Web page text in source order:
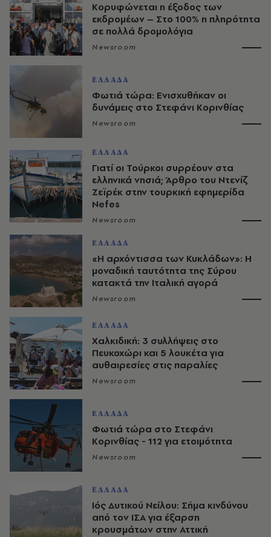
Κορυφώνεται η έξοδος των
εκδρομέων – Στο 100% η πληρότητα
σε πολλά δρομολόγια
Newsroom
ΕΛΛΑΔΑ
Φωτιά τώρα: Ενισχυθήκαν οι
δυνάμεις στο Στεφάνι Κορινθίας
Newsroom
ΕΛΛΑΔΑ
Γιατί οι Τούρκοι συρρέουν στα
ελληνικά νησιά; Άρθρο του Ντενίζ
Ζεϊρέκ στην τουρκική εφημερίδα
Nefes
Newsroom
ΕΛΛΑΔΑ
«Η αρχόντισσα των Κυκλάδων»: Η
μοναδική ταυτότητα της Σύρου
κατακτά την Ιταλική αγορά
Newsroom
ΕΛΛΑΔΑ
Χαλκιδική: 3 συλλήψεις στο
Πευκοχώρι και 5 λουκέτα για
αυθαιρεσίες στις παραλίες
Newsroom
ΕΛΛΑΔΑ
Φωτιά τώρα στο Στεφάνι
Κορινθίας - 112 για ετοιμότητα
Newsroom
ΕΛΛΑΔΑ
Ιός Δυτικού Νείλου: Σήμα κινδύνου
από τον ΙΣΑ για έξαρση
κρουσμάτων στην Αττική